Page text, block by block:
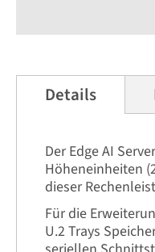
Details
Der Edge AI
Höheneinheiten
dieser
Für die
U.2 Trays